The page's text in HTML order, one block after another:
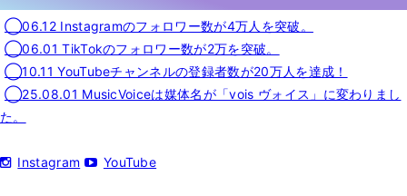
◯06.12 Instagramのフォロワー数が4万人を突破。
◯06.01 TikTokのフォロワー数が2万を突破。
◯10.11 YouTubeチャンネルの登録者数が20万人を達成！
◯25.08.01 MusicVoiceは媒体名が「vois ヴォイス」に変わりまし
た。
Instagram YouTube